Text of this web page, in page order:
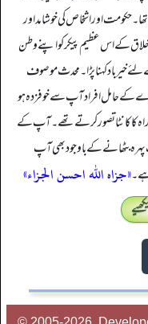
حکو مت اور اشخاص کی خوشامد اور
کے اس عظیم پیکر کو اپنے وطن
خیر باد کہنا پڑا۔ محدث موصوف
کے حامل افراد آپ سے خوفزدہ ہو
کا کانٹا تصور کرتے تھے۔ آپ کے
ہ بٹھانے کے باوجود بھی آپ
«جزاه الله احسن الجزاء»